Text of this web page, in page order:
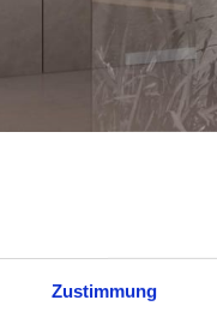
Zustimmung